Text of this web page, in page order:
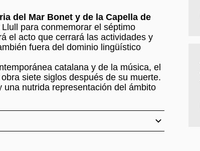
del Mar Bonet y de la Capella de
para conmemorar el séptimo
el acto que cerrará las actividades y
fuera del dominio lingüístico
catalana y de la música, el
siete siglos después de su muerte.
nutrida representación del ámbito